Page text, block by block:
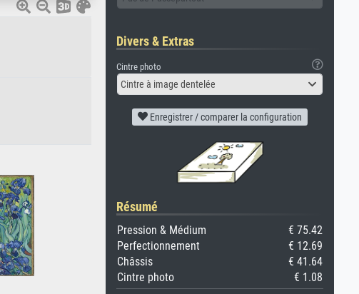
Divers & Extras
Cintre photo
Cintre à image dentelée
Enregistrer / comparer la configuration
Résumé
Pression & Médium
€ 75.42
Perfectionnement
€ 12.69
Châssis
€ 41.64
Cintre photo
€ 1.08